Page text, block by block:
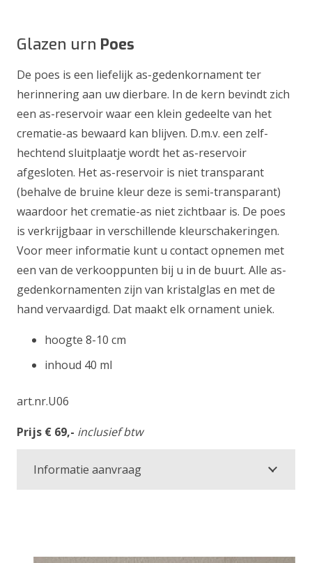
Glazen urn Poes
De poes is een liefelijk as-gedenkornament ter
herinnering aan uw dierbare. In de kern bevindt zich
een as-reservoir waar een klein gedeelte van het
crematie-as bewaard kan blijven. D.m.v. een zelf-
hechtend sluitplaatje wordt het as-reservoir
afgesloten. Het as-reservoir is niet transparant
(behalve de bruine kleur deze is semi-transparant)
waardoor het crematie-as niet zichtbaar is. De poes
is verkrijgbaar in verschillende kleurschakeringen.
Voor meer informatie kunt u contact opnemen met
een van de verkooppunten bij u in de buurt. Alle as-
gedenkornamenten zijn van kristalglas en met de
hand vervaardigd. Dat maakt elk ornament uniek.
hoogte 8-10 cm
inhoud 40 ml
art.nr.U06
Prijs € 69,- inclusief btw
Informatie aanvraag